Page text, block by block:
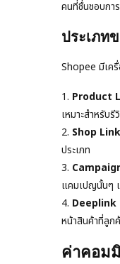
คนที่ชื่นชอบกา
ประเภท
Shopee มีเค
1. Product
เหมาะสำหรับ
2. Shop
ประเภท
3.
แคมเปญนั้นๆ
4. Deeplink
หน้าสินค้าที่ลูก
ค่าคอม